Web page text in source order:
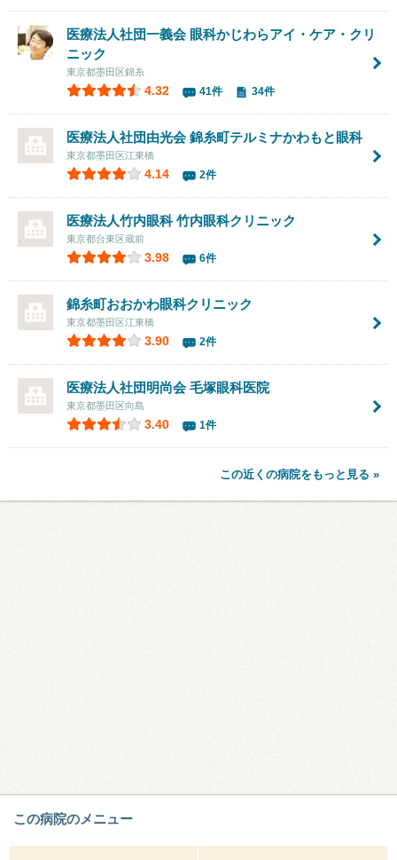
医療法人社団一義会 眼科かじわらアイ・ケア・クリ
ニック
東京都墨田区錦糸
4.32 41件 34件
医療法人社団由光会錦糸町テルミナかわもと眼科
東京都墨田区江東橋
4.14 2件
医療法人竹内眼科竹内眼科クリニック
東京都台東区蔵前
3.98 6件
錦糸町おおかわ眼科クリニック
東京都墨田区江東橋
3.90 2件
医療法人社団明尚会毛塚眼科医院
東京都墨田区向島
3.40 1件
この近くの病院をもっと見る »
この病院のメニュー